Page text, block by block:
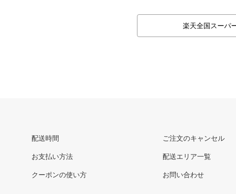
楽天全国スーパ
配送時間
お支払い方法
クーポンの使い方
ご注文のキャンセル
配送エリア一覧
お問い合わせ